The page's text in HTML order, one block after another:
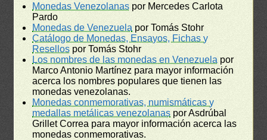
Monedas Venezolanas por Mercedes Carlota
Pardo
Monedas de Venezuela por Tomás Stohr
Catálogo de Monedas, Ensayos, Fichas y
Resellos por Tomás Stohr
Los nombres de las monedas en Venezuela por
Marco Antonio Martínez para mayor información
acerca los nombres populares que tienen las
monedas venezolanas.
Monedas conmemorativas, numismáticas y
medallas metálicas venezolanas por Asdrúbal
Grillet Correa para mayor información acerca las
monedas conmemorativas.